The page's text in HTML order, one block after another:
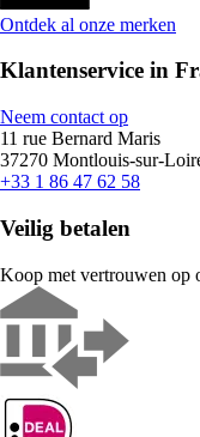
Ontdek al onze merken
Klantenservice in
Neem contact op
11 rue Bernard Maris
37270 Montlouis-sur-
+33 1 86 47 62 58
Veilig betalen
Koop met vertrouwen op